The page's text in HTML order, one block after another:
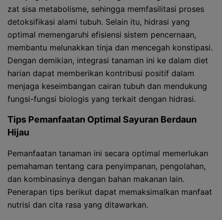
zat sisa metabolisme, sehingga memfasilitasi proses
detoksifikasi alami tubuh. Selain itu, hidrasi yang
optimal memengaruhi efisiensi sistem pencernaan,
membantu melunakkan tinja dan mencegah konstipasi.
Dengan demikian, integrasi tanaman ini ke dalam diet
harian dapat memberikan kontribusi positif dalam
menjaga keseimbangan cairan tubuh dan mendukung
fungsi-fungsi biologis yang terkait dengan hidrasi.
Tips Pemanfaatan Optimal Sayuran Berdaun
Hijau
Pemanfaatan tanaman ini secara optimal memerlukan
pemahaman tentang cara penyimpanan, pengolahan,
dan kombinasinya dengan bahan makanan lain.
Penerapan tips berikut dapat memaksimalkan manfaat
nutrisi dan cita rasa yang ditawarkan.